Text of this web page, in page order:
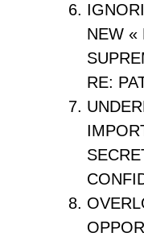
NEW «
RE: